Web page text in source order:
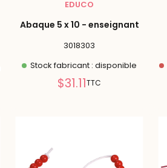
EDUCO
Abaque 5 x 10 - enseignant
3018303
Stock fabricant : disponible
Prix
$31.11TTC